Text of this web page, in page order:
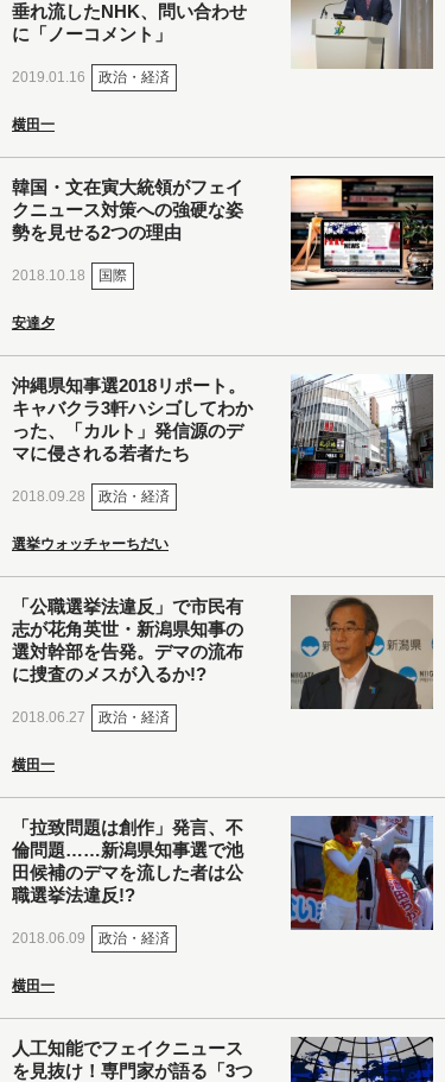
垂れ流したNHK、問い合わせ
に「ノーコメント」
2019.01.16 政治・経済
横田一
韓国・文在寅大統領がフェイ
クニュース対策への強硬な姿
勢を見せる2つの理由
2018.10.18 国際
安達夕
沖縄県知事選2018リポート。
キャバクラ3軒ハシゴしてわか
った、「カルト」発信源のデ
マに侵される若者たち
2018.09.28 政治・経済
選挙ウォッチャーちだい
「公職選挙法違反」で市民有
志が花角英世・新潟県知事の
選対幹部を告発。デマの流布
に捜査のメスが入るか!?
2018.06.27 政治・経済
横田一
「拉致問題は創作」発言、不
倫問題……新潟県知事選で池
田候補のデマを流した者は公
職選挙法違反!?
2018.06.09 政治・経済
横田一
人工知能でフェイクニュース
を見抜け！専門家が語る「3つ